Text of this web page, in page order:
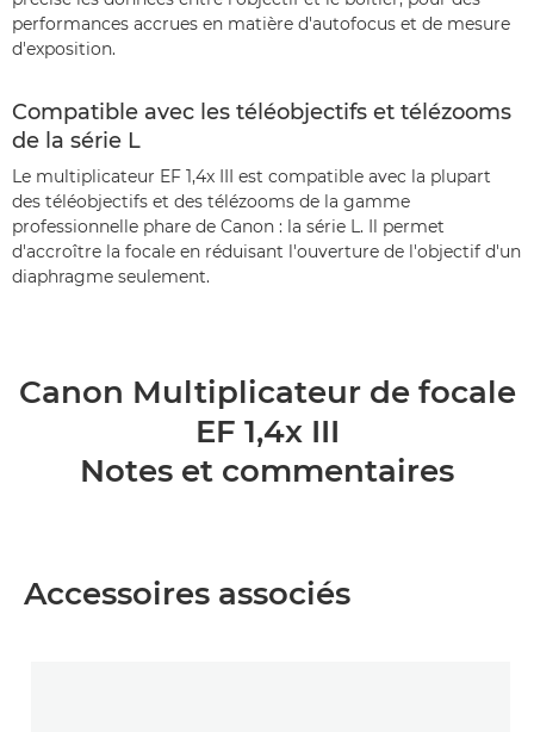
performances accrues en matière d'autofocus et de mesure
d'exposition.
Compatible avec les téléobjectifs et télézooms
de la série L
Le multiplicateur EF 1,4x III est compatible avec la plupart
des téléobjectifs et des télézooms de la gamme
professionnelle phare de Canon : la série L. Il permet
d'accroître la focale en réduisant l'ouverture de l'objectif d'un
diaphragme seulement.
Canon Multiplicateur de focale
EF 1,4x III
Notes et commentaires
Accessoires associés